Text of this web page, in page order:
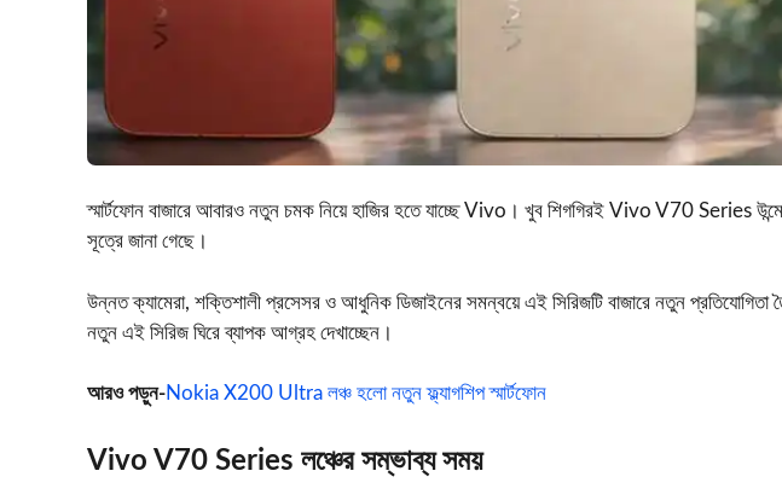
স্মার্টফোন বাজারে আবারও নতুন চমক নিয়ে হাজির হতে যাচ্ছে Vivo। খুব শিগগিরই Vivo V70 Series
সূত্রে জানা গেছে।
উন্নত ক্যামেরা, শক্তিশালী প্রসেসর ও আধুনিক ডিজাইনের সমন্বয়ে এই সিরিজটি বাজারে নতুন প্রতিযোগিতা
নতুন এই সিরিজ ঘিরে ব্যাপক আগ্রহ দেখাচ্ছেন।
আরও পড়ুন-Nokia X200 Ultra লঞ্চ হলো নতুন ফ্ল্যাগশিপ স্মার্টফোন
Vivo V70 Series লঞ্চের সম্ভাব্য সময়